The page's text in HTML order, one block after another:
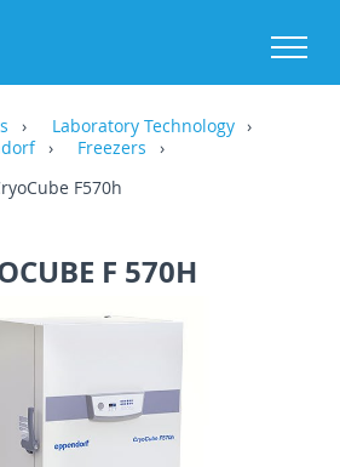
Laboratory Technology
Freezers
F570h
F 570H